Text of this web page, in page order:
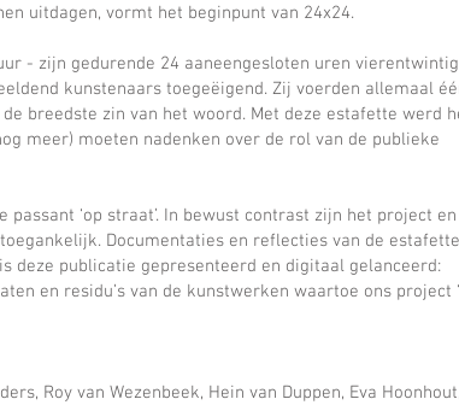
uitdagen, vormt het beginpunt van 24x24.
- zijn gedurende 24 aaneengesloten uren vierentwintig
kunstenaars toegeëigend. Zij voerden allemaal
breedste zin van het woord. Met deze estafette werd
meer) moeten nadenken over de rol van de publieke
‘op straat’. In bewust contrast zijn het project en
Documentaties en reflecties van de estafette
deze publicatie gepresenteerd en digitaal gelanceerd:
en residu’s van de kunstwerken waartoe ons project
Roy van Wezenbeek, Hein van Duppen, Eva Hoonhout,